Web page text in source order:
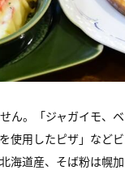
ん。「ジャガイモ、
使用したピザ」など
海道産、そば粉は幌